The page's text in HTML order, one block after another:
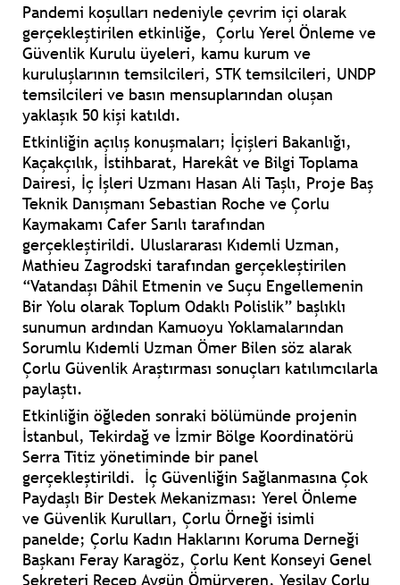
Pandemi koşulları nedeniyle çevrim içi olarak
gerçekleştirilen etkinliğe, Çorlu Yerel Önleme ve
Güvenlik Kurulu üyeleri, kamu kurum ve
kuruluşlarının temsilcileri, STK temsilcileri, UNDP
temsilcileri ve basın mensuplarından oluşan
yaklaşık 50 kişi katıldı.
Etkinliğin açılış konuşmaları; İçişleri Bakanlığı,
Kaçakçılık, İstihbarat, Harekât ve Bilgi Toplama
Dairesi, İç İşleri Uzmanı Hasan Ali Taşlı, Proje Baş
Teknik Danışmanı Sebastian Roche ve Çorlu
Kaymakamı Cafer Sarılı tarafından
gerçekleştirildi. Uluslararası Kıdemli Uzman,
Mathieu Zagrodski tarafından gerçekleştirilen
“Vatandaşı Dâhil Etmenin ve Suçu Engellemenin
Bir Yolu olarak Toplum Odaklı Polislik” başlıklı
sunumun ardından Kamuoyu Yoklamalarından
Sorumlu Kıdemli Uzman Ömer Bilen söz alarak
Çorlu Güvenlik Araştırması sonuçları katılımcılarla
paylaştı.
Etkinliğin öğleden sonraki bölümünde projenin
İstanbul, Tekirdağ ve İzmir Bölge Koordinatörü
Serra Titiz yönetiminde bir panel
gerçekleştirildi. İç Güvenliğin Sağlanmasına Çok
Paydaşlı Bir Destek Mekanizması: Yerel Önleme
ve Güvenlik Kurulları, Çorlu Örneği isimli
panelde; Çorlu Kadın Haklarını Koruma Derneği
Başkanı Feray Karagöz, Çorlu Kent Konseyi Genel
Sekreteri Recep Aygün Ömürveren, Yeşilay Çorlu